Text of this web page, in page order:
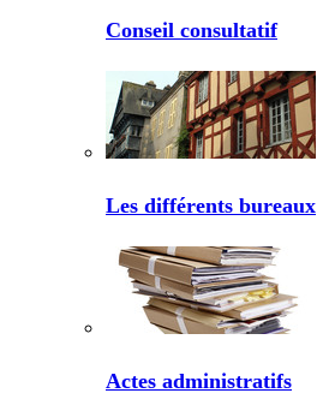
Conseil consultatif
Les différents bureaux
Actes administratifs